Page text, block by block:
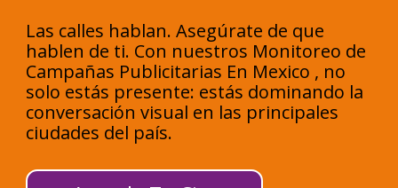
Las calles hablan. Asegúrate de que
hablen de ti. Con nuestros Monitoreo de
Campañas Publicitarias En Mexico , no
solo estás presente: estás dominando la
conversación visual en las principales
ciudades del país.